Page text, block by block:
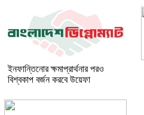
ইনফান্তিনোর ক্ষমাপ্রার্থনার পরও
বিশ্বকাপ বর্জন করবে উয়েফা